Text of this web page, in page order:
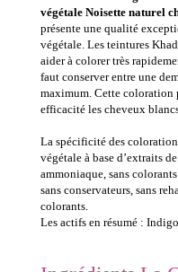
végétale Noisette naturel
présente une qualité
végétale. Les teintures
aider à colorer très
faut conserver entre une
maximum. Cette coloration
efficacité les cheveux
La spécificité des
végétale à base d’extraits
ammoniaque, sans
sans conservateurs, sans
colorants.
Les actifs en résumé :